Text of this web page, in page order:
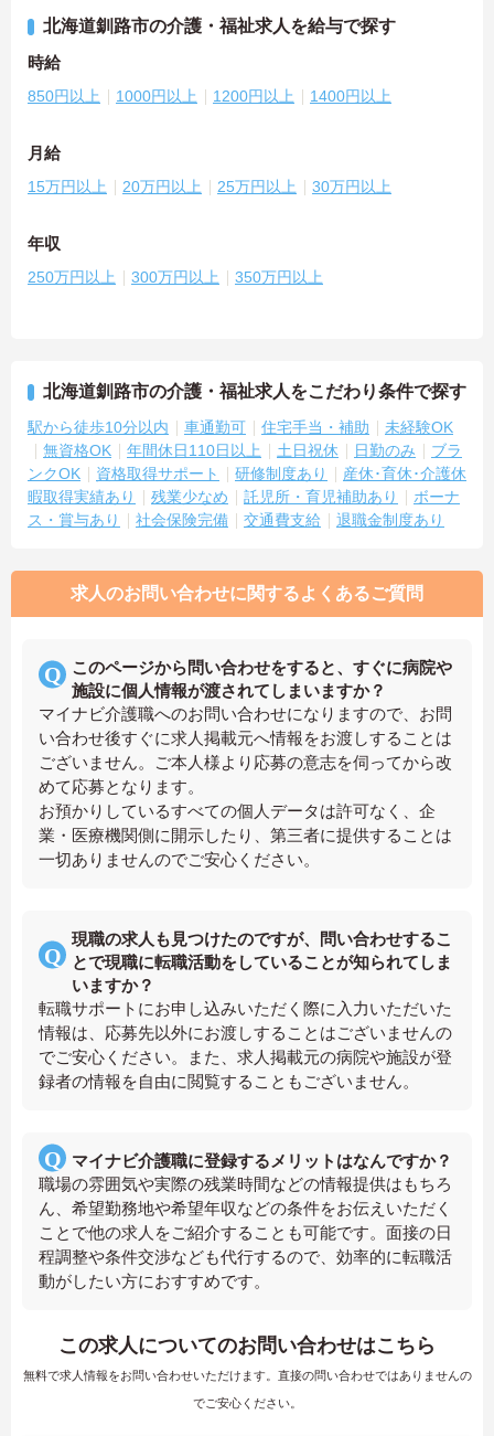
北海道釧路市の介護・福祉求人を給与で探す
時給
850円以上 1000円以上 1200円以上 1400円以上
月給
15万円以上 20万円以上 25万円以上 30万円以上
年収
250万円以上 300万円以上 350万円以上
北海道釧路市の介護・福祉求人をこだわり条件で探す
駅から徒歩10分以内 車通勤可 住宅手当・補助
未経験OK
無資格OK
年間休日110日以上 土日祝休 日勤のみ
ブラ
ンクOK
資格取得サポート 研修制度あり
産休･育休･介護休
暇取得実績あり
残業少なめ 託児所・育児補助あり
ボーナ
ス・賞与あり
社会保険完備 交通費支給 退職金制度あり
求人のお問い合わせに関するよくあるご質問
このページから問い合わせをすると、すぐに病院や
施設に個人情報が渡されてしまいますか？
マイナビ介護職へのお問い合わせになりますので、お問
い合わせ後すぐに求人掲載元へ情報をお渡しすることは
ございません。ご本人様より応募の意志を伺ってから改
めて応募となります。
お預かりしているすべての個人データは許可なく、企
業・医療機関側に開示したり、第三者に提供することは
一切ありませんのでご安心ください。
現職の求人も見つけたのですが、問い合わせするこ
とで現職に転職活動をしていることが知られてしま
いますか？
転職サポートにお申し込みいただく際に入力いただいた
情報は、応募先以外にお渡しすることはございませんの
でご安心ください。また、求人掲載元の病院や施設が登
録者の情報を自由に閲覧することもございません。
マイナビ介護職に登録するメリットはなんですか？
職場の雰囲気や実際の残業時間などの情報提供はもちろ
ん、希望勤務地や希望年収などの条件をお伝えいただく
ことで他の求人をご紹介することも可能です。面接の日
程調整や条件交渉なども代行するので、効率的に転職活
動がしたい方におすすめです。
この求人についてのお問い合わせはこちら
無料で求人情報をお問い合わせいただけます。直接の問い合わせではありませんの
でご安心ください。